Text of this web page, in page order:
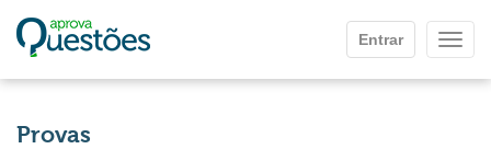
Entrar
Provas